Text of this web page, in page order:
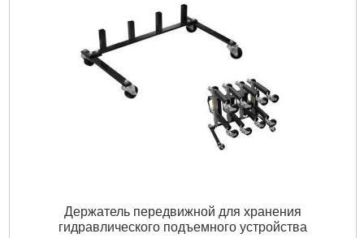
Держатель передвижной для хранения
гидравлического подъемного устройства